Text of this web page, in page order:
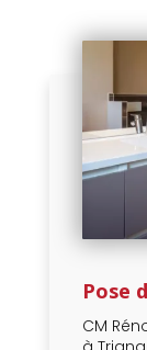
Pose
CM